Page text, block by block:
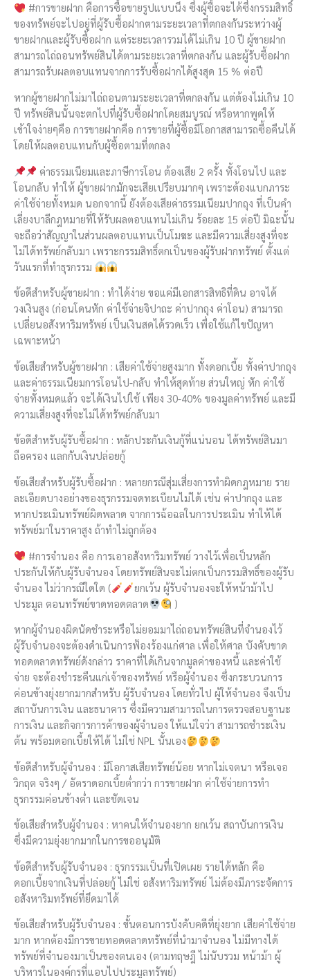
#การขายฝาก คือการซื้อขายรูปแบบนึง ซึ่งผู้ซื้อจะได้ซึ่งกรรมสิทธิ์
ของทรัพย์จะไปอยู่ที่ผู้รับซื้อฝากตามระยะเวลาที่ตกลงกันระหว่างผู้
ขายฝากและผู้รับซื้อฝาก แต่ระยะเวลารวมได้ไม่เกิน 10 ปี ผู้ขายฝาก
สามารถไถ่ถอนทรัพย์สินได้ตามระยะเวลาที่ตกลงกัน และผู้รับซื้อฝาก
สามารถรับผลตอบแทนจากการรับซื้อฝากได้สูงสุด 15 % ต่อปี
หากผู้ขายฝากไม่มาไถ่ถอนตามระยะเวลาที่ตกลงกัน แต่ต้องไม่เกิน 10
ปี ทรัพย์สินนั้นจะตกไปที่ผู้รับซื้อฝากโดยสมบูรณ์ หรือหากพูดให้
เข้าใจง่ายๆคือ การขายฝากคือ การขายที่ผู้ซื้อมีโอกาสสามารถซื้อคืนได้
โดยให้ผลตอบแทนกับผู้ซื้อตามที่ตกลง
ค่าธรรมเนียมและภาษีการโอน ต้องเสีย 2 ครั้ง ทั้งโอนไป และ
โอนกลับ ทำให้ ผู้ขายฝากมักจะเสียเปรียบมากๆ เพราะต้องแบกภาระ
ค่าใช้จ่ายทั้งหมด นอกจากนี้ ยังต้องเสียค่าธรรมเนียมปากถุง ที่เป็นคำ
เลี่ยงบาลีกฎหมายที่ให้รับผลตอบแทนไม่เกิน ร้อยละ 15 ต่อปี มิฉะนั้น
จะถือว่าสัญญาในส่วนผลตอบแทนเป็นโมฆะ และมีความเสี่ยงสูงที่จะ
ไม่ได้ทรัพย์กลับมา เพราะกรรมสิทธิ์ตกเป็นของผู้รับฝากทรัพย์ ตั้งแต่
วันแรกที่ทำธุรกรรม
ข้อดีสำหรับผู้ขายฝาก : ทำได้ง่าย ขอแค่มีเอกสารสิทธิที่ดิน อาจได้
วงเงินสูง (ก่อนโดนหัก ค่าใช้จ่ายจิปาถะ ค่าปากถุง ค่าโอน) สามารถ
เปลี่ยนอสังหาริมทรัพย์ เป็นเงินสดได้รวดเร็ว เพื่อใช้แก้ไขปัญหา
เฉพาะหน้า
ข้อเสียสำหรับผู้ขายฝาก : เสียค่าใช้จ่ายสูงมาก ทั้งดอกเบี้ย ทั้งค่าปากถุง
และค่าธรรมเนียมการโอนไป-กลับ ทำให้สุดท้าย ส่วนใหญ่ หัก ค่าใช้
จ่ายทั้งหมดแล้ว จะได้เงินไปใช้ เพียง 30-40% ของมูลค่าทรัพย์ และมี
ความเสี่ยงสูงที่จะไม่ได้ทรัพย์กลับมา
ข้อดีสำหรับผู้รับซื้อฝาก : หลักประกันเงินกู้ที่แน่นอน ได้ทรัพย์สินมา
ถือครอง แลกกับเงินปล่อยกู้
ข้อเสียสำหรับผู้รับซื้อฝาก : หลายกรณีสุ่มเสี่ยงการทำผิดกฎหมาย ราย
ละเอียดบางอย่างของธุรกรรมจดทะเบียนไม่ได้ เช่น ค่าปากถุง และ
หากประเมินทรัพย์ผิดพลาด จากการฉ้อฉลในการประเมิน ทำให้ได้
ทรัพย์มาในราคาสูง ถ้าทำไม่ถูกต้อง
#การจำนอง คือ การเอาอสังหาริมทรัพย์ วางไว้เพื่อเป็นหลัก
ประกันให้กับผู้รับจำนอง โดยทรัพย์สินจะไม่ตกเป็นกรรมสิทธิ์ของผู้รับ
จำนอง ไม่ว่ากรณีใดใด (
ยกเว้น ผู้รับจำนองจะให้หน้าม้าไป
ประมูล ตอนทรัพย์ขาดทอดตลาด
)
หากผู้จำนองผิดนัดชำระหรือไม่ยอมมาไถ่ถอนทรัพย์สินที่จำนองไว้
ผู้รับจำนองจะต้องดำเนินการฟ้องร้องแก่ศาล เพื่อให้ศาล บังคับขาด
ทอดตลาดทรัพย์ดังกล่าว ราคาที่ได้เกินจากมูลค่าของหนี้ และค่าใช้
จ่าย จะต้องชำระคืนแก่เจ้าของทรัพย์ หรือผู้จำนอง ซึ่งกระบวนการ
ค่อนข้างยุ่งยากมากสำหรับ ผู้รับจำนอง โดยทั่วไป ผู้ให้จำนอง จึงเป็น
สถาบันการเงิน และธนาคาร ซึ่งมีความสามารถในการตรวจสอบฐานะ
การเงิน และกิจการการค้าของผู้จำนอง ให้แน่ใจว่า สามารถชำระเงิน
ต้น พร้อมดอกเบี้ยให้ได้ ไม่ใช่ NPL นั้นเอง
ข้อดีสำหรับผู้จำนอง : มีโอกาสเสียทรัพย์น้อย หากไม่เจตนา หรือเจอ
วิกฤต จริงๆ / อัตราดอกเบี้ยต่ำกว่า การขายฝาก ค่าใช้จ่ายการทำ
ธุรกรรมค่อนข้างต่ำ และชัดเจน
ข้อเสียสำหรับผู้จำนอง : หาคนให้จำนองยาก ยกเว้น สถาบันการเงิน
ซึ่งมีความยุ่งยากมากในการขออนุมัติ
ข้อดีสำหรับผู้รับจำนอง : ธุรกรรมเป็นที่เปิดเผย รายได้หลัก คือ
ดอกเบี้ยจากเงินที่ปล่อยกู้ ไม่ใช่ อสังหาริมทรัพย์ ไม่ต้องมีภาระจัดการ
อสังหาริมทรัพย์ที่ยึดมาได้
ข้อเสียสำหรับผู้รับจำนอง : ขั้นตอนการบังคับคดีที่ยุ่งยาก เสียค่าใช้จ่าย
มาก หากต้องมีการขายทอดตลาดทรัพย์ที่นำมาจำนอง ไม่มีทางได้
ทรัพย์ที่จำนองมาเป็นของตนเอง (ตามทฤษฎี ไม่นับรวม หน้าม้า ผู้
บริหารในองค์กรที่แอบไปประมูลทรัพย์)